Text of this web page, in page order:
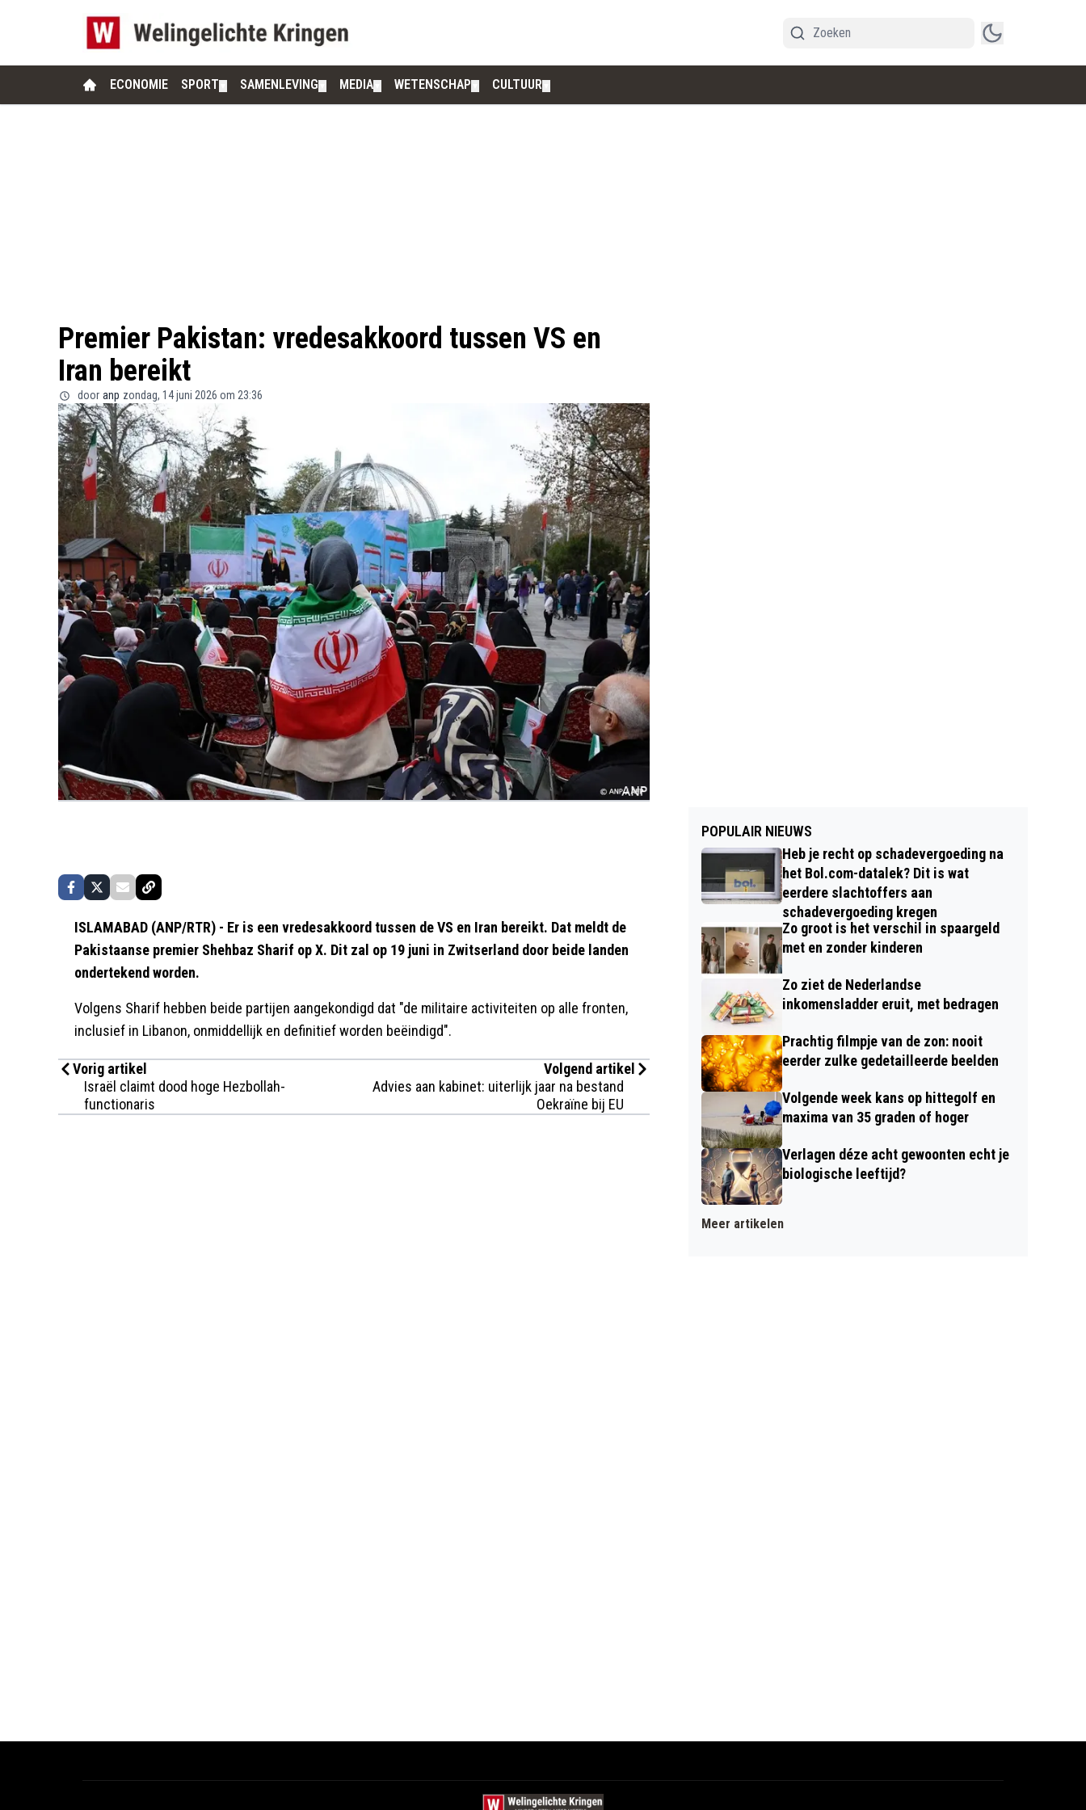
ECONOMIE SPORT SAMENLEVING MEDIA WETENSCHAP CULTUUR
Premier Pakistan: vredesakkoord tussen VS en
Iran bereikt
door anp zondag, 14 juni 2026 om 23:36
ISLAMABAD (ANP/RTR) - Er is een vredesakkoord tussen de VS en Iran bereikt. Dat meldt de
Pakistaanse premier Shehbaz Sharif op X. Dit zal op 19 juni in Zwitserland door beide landen
ondertekend worden.
Volgens Sharif hebben beide partijen aangekondigd dat "de militaire activiteiten op alle fronten,
inclusief in Libanon, onmiddellijk en definitief worden beëindigd".
Vorig artikel
Israël claimt dood hoge Hezbollah-
functionaris
Volgend artikel
Advies aan kabinet: uiterlijk jaar na bestand
Oekraïne bij EU
POPULAIR NIEUWS
Heb je recht op schadevergoeding na
het Bol.com-datalek? Dit is wat
eerdere slachtoffers aan
schadevergoeding kregen
Zo groot is het verschil in spaargeld
met en zonder kinderen
Zo ziet de Nederlandse
inkomensladder eruit, met bedragen
Prachtig filmpje van de zon: nooit
eerder zulke gedetailleerde beelden
Volgende week kans op hittegolf en
maxima van 35 graden of hoger
Verlagen déze acht gewoonten echt je
biologische leeftijd?
Meer artikelen